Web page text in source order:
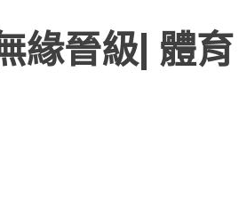
緣晉級| 體